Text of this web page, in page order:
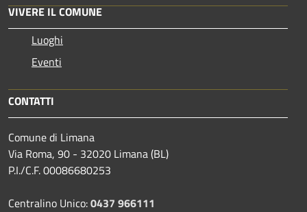
VIVERE IL COMUNE
Luoghi
Eventi
CONTATTI
Comune di Limana
Via Roma, 90 - 32020 Limana (BL)
P.I./C.F. 00086680253
Centralino Unico:0437 966111